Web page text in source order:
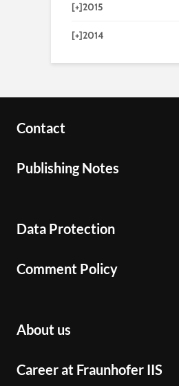
[+]2015
[+]2014
Contact
Publishing Notes
Data Protection
Comment Policy
About us
Career at Fraunhofer IIS